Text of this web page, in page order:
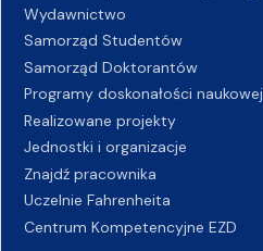
Wydawnictwo
Samorząd Studentów
Samorząd Doktorantów
Programy doskonałości naukowej
Realizowane projekty
Jednostki i organizacje
Znajdź pracownika
Uczelnie Fahrenheita
Centrum Kompetencyjne EZD